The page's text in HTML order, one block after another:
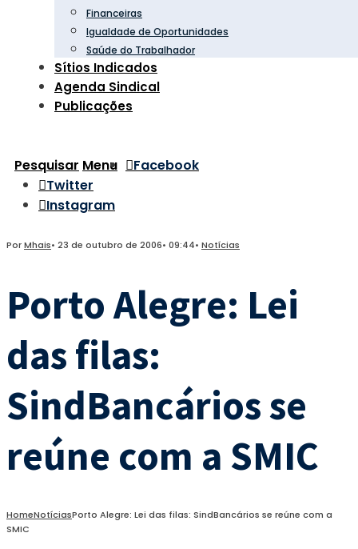
Financeiras
Igualdade de Oportunidades
Saúde do Trabalhador
Sítios Indicados
Agenda Sindical
Publicações
Pesquisar Menu
Facebook
Twitter
Instagram
PorMhais• 23 de outubro de 2006• 09:44• Notícias
Porto Alegre: Lei
das filas:
SindBancários se
reúne com a SMIC
HomeNotíciasPorto Alegre: Lei das filas: SindBancários se reúne com a
SMIC